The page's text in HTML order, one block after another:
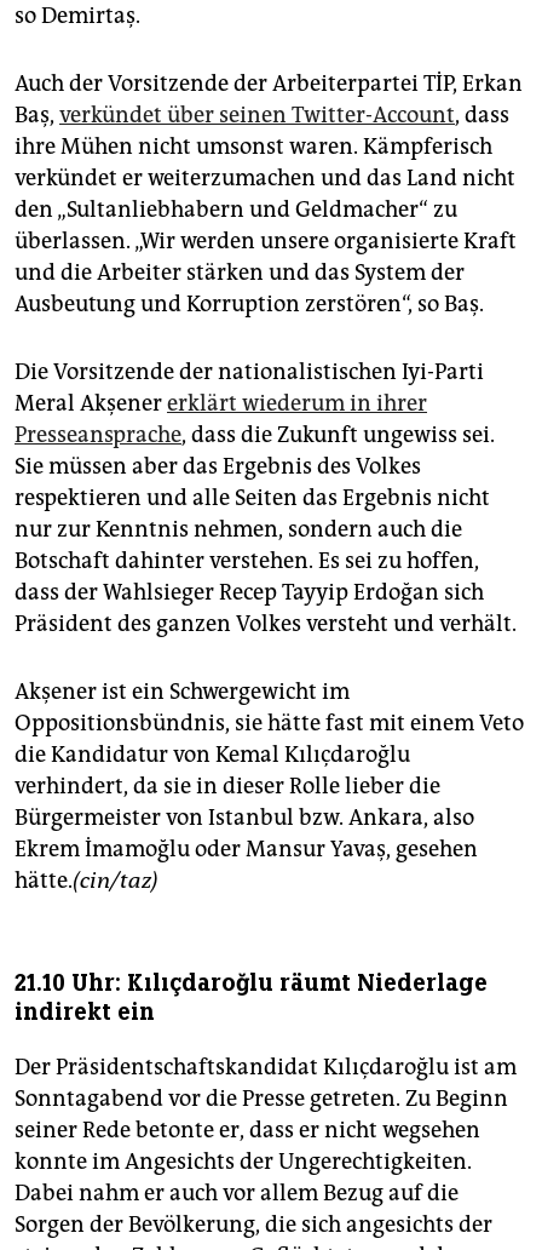
so Demirtaş.
Auch der Vorsitzende der Arbeiterpartei TİP, Erkan
Baş, verkündet über seinen Twitter-Account, dass
ihre Mühen nicht umsonst waren. Kämpferisch
verkündet er weiterzumachen und das Land nicht
den „Sultanliebhabern und Geldmacher“ zu
überlassen. „Wir werden unsere organisierte Kraft
und die Arbeiter stärken und das System der
Ausbeutung und Korruption zerstören“, so Baş.
Die Vorsitzende der nationalistischen Iyi-Parti
Meral Akşenererklärt wiederum in ihrer
Presseansprache, dass die Zukunft ungewiss sei.
Sie müssen aber das Ergebnis des Volkes
respektieren und alle Seiten das Ergebnis nicht
nur zur Kenntnis nehmen, sondern auch die
Botschaft dahinter verstehen. Es sei zu hoffen,
dass der Wahlsieger Recep Tayyip Erdoğan sich
Präsident des ganzen Volkes versteht und verhält.
Akşener ist ein Schwergewicht im
Oppositionsbündnis, sie hätte fast mit einem Veto
die Kandidatur von Kemal Kılıçdaroğlu
verhindert, da sie in dieser Rolle lieber die
Bürgermeister von Istanbul bzw. Ankara, also
Ekrem İmamoğlu oder Mansur Yavaş, gesehen
hätte.(cin/taz)
21.10 Uhr: Kılıçdaroğlu räumt Niederlage
indirekt ein
Der Präsidentschaftskandidat Kılıçdaroğlu ist am
Sonntagabend vor die Presse getreten. Zu Beginn
seiner Rede betonte er, dass er nicht wegsehen
konnte im Angesichts der Ungerechtigkeiten.
Dabei nahm er auch vor allem Bezug auf die
Sorgen der Bevölkerung, die sich angesichts der